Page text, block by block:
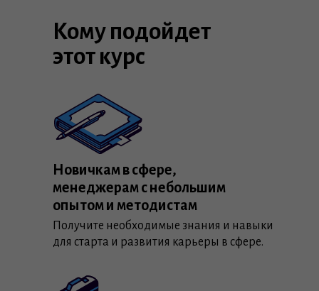
Кому подойдет
этот курс
Новичкам в сфере,
менеджерам с небольшим
опытом и методистам
Получите необходимые знания и навыки
для старта и развития карьеры в сфере.